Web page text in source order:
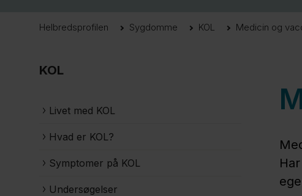
Helbredsprofilen Sygdomme KOL Medicin og
KOL
Livet med KOL
Hvad er KOL?
Symptomer på KOL
Undersøgelser